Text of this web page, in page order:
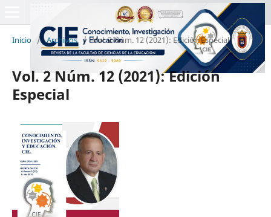
Inicio / Archivos / Vol. 2 Núm. 12 (2021): Edición Especial
Vol. 2 Núm. 12 (2021): Edición
Especial